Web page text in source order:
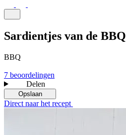
Sardientjes van de BBQ
BBQ
7 beoordelingen
Delen
Opslaan
Direct naar het recept